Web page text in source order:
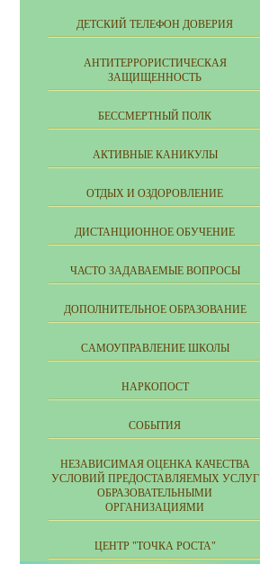
ДЕТСКИЙ ТЕЛЕФОН ДОВЕРИЯ
АНТИТЕРРОРИСТИЧЕСКАЯ
ЗАЩИЩЕННОСТЬ
БЕССМЕРТНЫЙ ПОЛК
АКТИВНЫЕ КАНИКУЛЫ
ОТДЫХ И ОЗДОРОВЛЕНИЕ
ДИСТАНЦИОННОЕ ОБУЧЕНИЕ
ЧАСТО ЗАДАВАЕМЫЕ ВОПРОСЫ
ДОПОЛНИТЕЛЬНОЕ ОБРАЗОВАНИЕ
CАМОУПРАВЛЕНИЕ ШКОЛЫ
НАРКОПОСТ
СОБЫТИЯ
НЕЗАВИСИМАЯ ОЦЕНКА КАЧЕСТВА
УСЛОВИЙ ПРЕДОСТАВЛЯЕМЫХ УСЛУГ
ОБРАЗОВАТЕЛЬНЫМИ
ОРГАНИЗАЦИЯМИ
ЦЕНТР "ТОЧКА РОСТА"